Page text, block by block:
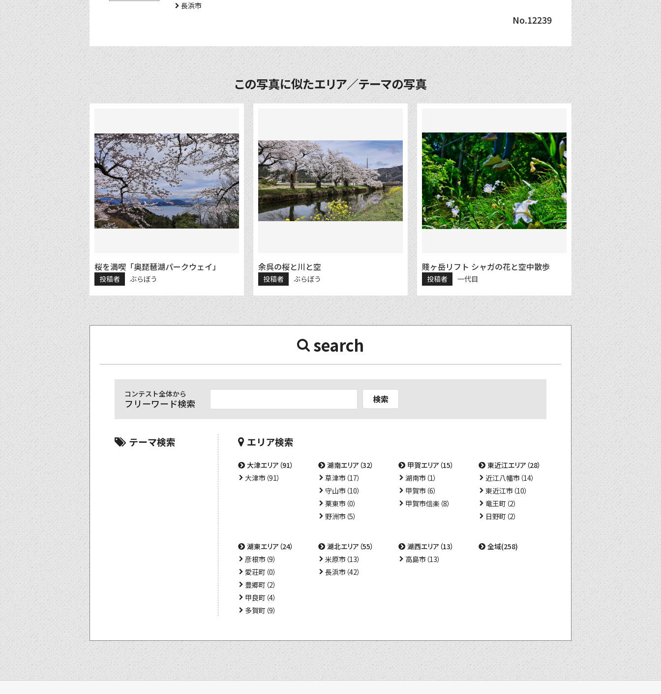
長浜市
No.12239
この写真に似たエリア／テーマの写真
桜を満喫「奥琵琶湖パークウェイ」
投稿者 ぶらぼう
余呉の桜と川と空
投稿者 ぶらぼう
賤ヶ岳リフト シャガの花と空中散歩
投稿者 一代目
search
コンテスト全体から
フリーワード検索 検索
テーマ検索 エリア検索
大津エリア（91）
大津市（91）
湖南エリア（32）
草津市（17）
守山市（10）
栗東市（0）
野洲市（5）
甲賀エリア（15）
湖南市（1）
甲賀市（6）
甲賀市信楽（8）
東近江エリア（28）
近江八幡市（14）
東近江市（10）
竜王町（2）
日野町（2）
湖東エリア（24）
彦根市（9）
愛荘町（0）
豊郷町（2）
甲良町（4）
多賀町（9）
湖北エリア（55）
米原市（13）
長浜市（42）
湖西エリア（13）
高島市（13）
全域(258)